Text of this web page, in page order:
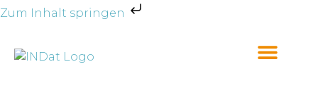
Zum Inhalt springen